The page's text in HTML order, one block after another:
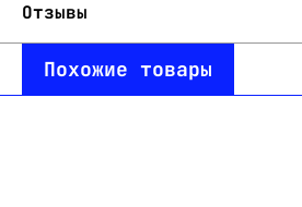
Отзывы
Похожие товары